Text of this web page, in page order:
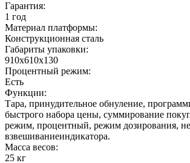
Гарантия:
1 год
Материал платформы:
Конструкционная сталь
Габариты упаковки:
910х610х130
Процентный режим:
Есть
Функции:
Тара, принудительное обнуление,
быстрого набора цены, суммирование
режим, процентный, режим дозирования,
взвешиваниеиндикатора.
Масса весов:
25 кг